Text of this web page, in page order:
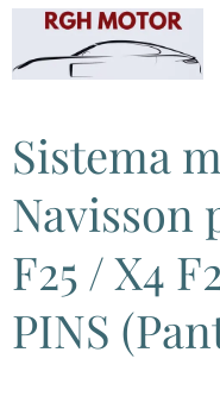
Sistema
Navisson
F25 / X4
PINS